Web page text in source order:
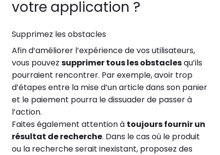
votre application ?
Supprimez les obstacles
Afin d’améliorer l’expérience de vos utilisateurs,
vous pouvez supprimer tous les obstaclesqu’ils
pourraient rencontrer. Par exemple, avoir trop
d’étapes entre la mise d’un article dans son panier
et le paiement pourra le dissuader de passer à
l’action.
Faites également attention à toujours fournir un
résultat de recherche. Dans le cas où le produit
ou la recherche serait inexistant, proposez des